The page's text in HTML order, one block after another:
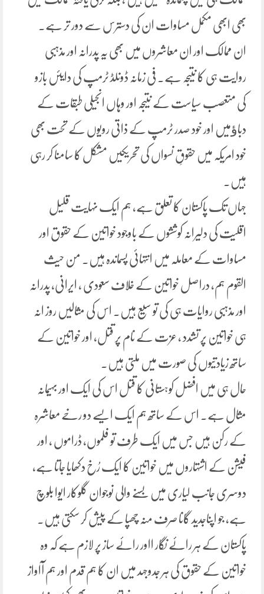
بھی ابھی مکمل مساوات ان کی دسترس سے دور تر ہے۔
ان ممالک اور ان معاشروں میں بھی یہ پدرانہ اور مذہبی
روایت ہی کا نتیجہ ہے۔ فی زمانہ ڈونلڈ ٹرمپ کی دایئں بازو
کی متعصب سیاست کے نتیجہ اور وہاں انجیلی طبقات کے
دباﺅمیں اور خود صدر ٹرمپ کے ذاتی رویوں کے تحت بھی
خود امریکہ میں حقوقِ نسواں کی تحریکیں مشکل کا سامنا کر رہی
ہیں۔
جہاں تک پاکستان کا تعلق ہے، ہم ایک نہایت قلیل
اقلیت کی دلیرانہ کوششوں کے باوجود خواتین کے حقوق اور
مساوات کے معاملہ میں انتہائی پسماندہ ہیں۔ من حیث
القوم ہم، دراصل خواتین کے خلاف سعودی ، ایرانی، پدرانہ
اور مذہبی روایات ہی کی تو سیع ہیں۔ اس کی مثالیں روز انہ
ہی خواتین پر تشدد ، عزت کے نام پر قتل، اور خواتین کے
ساتھ زیادتیوں کی صورت میں ملتی ہیں۔
حال ہی میں افضل کوہستانی کا قتل اس کی ایک اور بہیمانہ
مثال ہے۔ اس کے ساتھ ہم ایک ایسے دو رخے معاشرہ
کے رکن ہیں جس میں ایک طرف تو فلموں، ڈراموں ، اور
فیشن کے اشتہاروں میں خواتین کا ایک رُخ دکھایا جاتا ہے،
دوسری جانب لیاری میں بسنے والی نوجوان گلوکار ایوا بلوچ
ہے، جو اپناجدید گانا صرف منہ چھپا کے پیش کر سکتی ہیں۔
پاکستان کے ہر رائے نگار ااور رائے ساز پر لازم ہے کہ وہ
خواتین کے حقوق کی ہر جدوجہد میں ان کا ہم قدم اور ہم آاواز